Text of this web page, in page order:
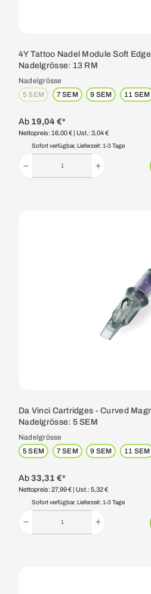
4Y Tattoo Nadel Module Soft
Nadelgrösse: 13 RM
Nadelgrösse
5 SEM(Diese Option ist zurzeit nicht
7 SEM 9 SEM 11 SEM
Ab 19,04 €*
Nettopreis: 16,00 € | Ust.: 3,04 €
Sofort verfügbar, Lieferzeit: 1-3 Tage
Da Vinci Cartridges - Curved
Nadelgrösse: 5 SEM
Nadelgrösse
5 SEM
7 SEM 9 SEM 11 SEM
Ab33,31 €*
Nettopreis: 27,99 € | Ust.: 5,32 €
Sofort verfügbar, Lieferzeit: 1-3 Tage